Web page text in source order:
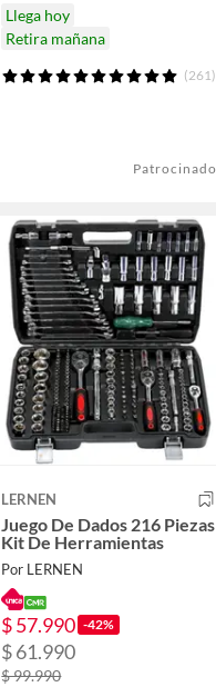
Llega hoy
Retira mañana
(261)
Patrocinado
LERNEN
Juego De Dados 216 Piezas
Kit De Herramientas
Por LERNEN
$ 57.990 -42%
$ 61.990
$ 99.990